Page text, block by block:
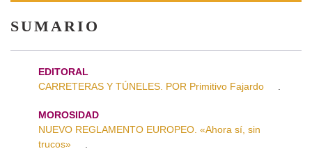
SUMARIO
EDITORAL
CARRETERAS Y TÚNELES. POR Primitivo Fajardo
MOROSIDAD
NUEVO REGLAMENTO EUROPEO. «Ahora sí, sin
trucos»